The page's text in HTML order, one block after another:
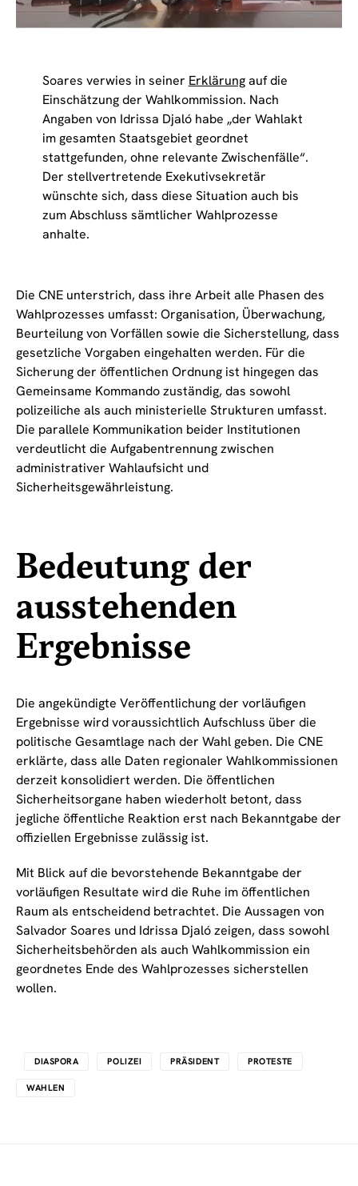
Soares verwies in seiner Erklärungauf die
Einschätzung der Wahlkommission. Nach
Angaben von Idrissa Djaló habe „der Wahlakt
im gesamten Staatsgebiet geordnet
stattgefunden, ohne relevante Zwischenfälle“.
Der stellvertretende Exekutivsekretär
wünschte sich, dass diese Situation auch bis
zum Abschluss sämtlicher Wahlprozesse
anhalte.
Die CNE unterstrich, dass ihre Arbeit alle Phasen des
Wahlprozesses umfasst: Organisation, Überwachung,
Beurteilung von Vorfällen sowie die Sicherstellung, dass
gesetzliche Vorgaben eingehalten werden. Für die
Sicherung der öffentlichen Ordnung ist hingegen das
Gemeinsame Kommando zuständig, das sowohl
polizeiliche als auch ministerielle Strukturen umfasst.
Die parallele Kommunikation beider Institutionen
verdeutlicht die Aufgabentrennung zwischen
administrativer Wahlaufsicht und
Sicherheitsgewährleistung.
Bedeutung der
ausstehenden
Ergebnisse
Die angekündigte Veröffentlichung der vorläufigen
Ergebnisse wird voraussichtlich Aufschluss über die
politische Gesamtlage nach der Wahl geben. Die CNE
erklärte, dass alle Daten regionaler Wahlkommissionen
derzeit konsolidiert werden. Die öffentlichen
Sicherheitsorgane haben wiederholt betont, dass
jegliche öffentliche Reaktion erst nach Bekanntgabe der
offiziellen Ergebnisse zulässig ist.
Mit Blick auf die bevorstehende Bekanntgabe der
vorläufigen Resultate wird die Ruhe im öffentlichen
Raum als entscheidend betrachtet. Die Aussagen von
Salvador Soares und Idrissa Djaló zeigen, dass sowohl
Sicherheitsbehörden als auch Wahlkommission ein
geordnetes Ende des Wahlprozesses sicherstellen
wollen.
DIASPORA POLIZEI PRÄSIDENT PROTESTE
WAHLEN